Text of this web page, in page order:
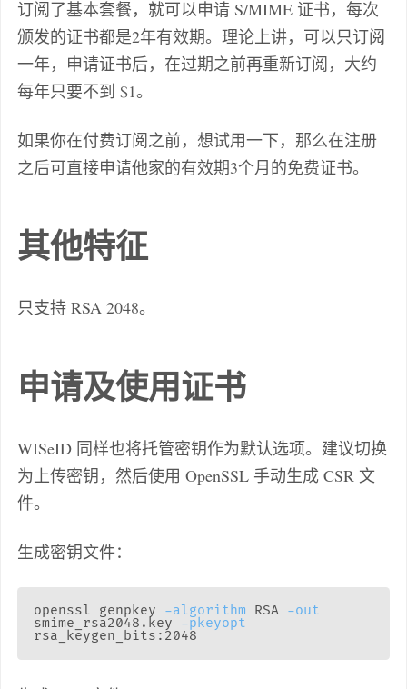
订阅了基本套餐，就可以申请 S/MIME 证书，每次
颁发的证书都是2年有效期。理论上讲，可以只订阅
一年，申请证书后，在过期之前再重新订阅，大约
每年只要不到 $1。
如果你在付费订阅之前，想试用一下，那么在注册
之后可直接申请他家的有效期3个月的免费证书。
其他特征
只支持 RSA 2048。
申请及使用证书
WISeID 同样也将托管密钥作为默认选项。建议切换
为上传密钥，然后使用 OpenSSL 手动生成 CSR 文
件。
生成密钥文件：
openssl genpkey -algorithm RSA -out
smime_rsa2048.key -pkeyopt